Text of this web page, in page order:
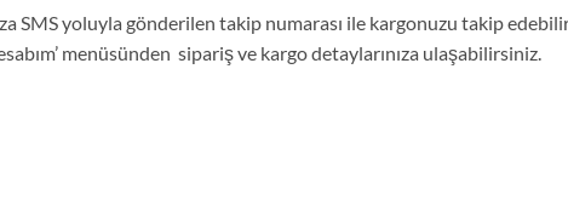
SMS yoluyla gönderilen takip numarası ile kargonuzu takip
menüsünden sipariş ve kargo detaylarınıza ulaşabilirsiniz.